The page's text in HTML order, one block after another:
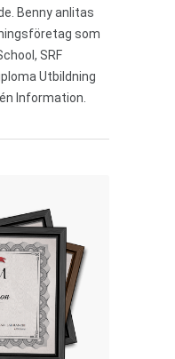
Benny anlitas
som
SRF
Utbildning
Information.